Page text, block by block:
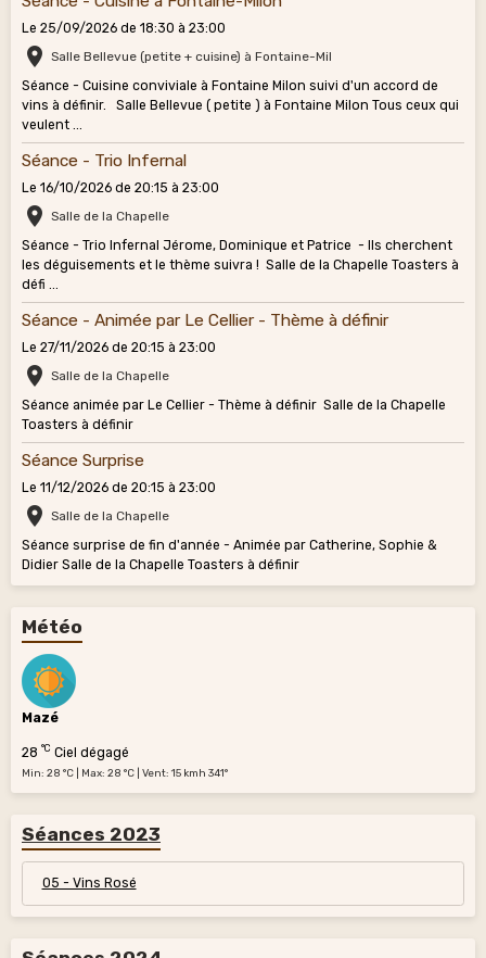
Le 25/09/2026 de 18:30 à 23:00
Salle Bellevue (petite + cuisine) à Fontaine-Mil
Séance - Cuisine conviviale à Fontaine Milon suivi d'un accord de
vins à définir. Salle Bellevue ( petite ) à Fontaine Milon Tous ceux qui
veulent ...
Séance - Trio Infernal
Le 16/10/2026 de 20:15 à 23:00
Salle de la Chapelle
Séance - Trio Infernal Jérome, Dominique et Patrice - Ils cherchent
les déguisements et le thème suivra ! Salle de la Chapelle Toasters à
défi ...
Séance - Animée par Le Cellier - Thème à définir
Le 27/11/2026 de 20:15 à 23:00
Salle de la Chapelle
Séance animée par Le Cellier - Thème à définir Salle de la Chapelle
Toasters à définir
Séance Surprise
Le 11/12/2026 de 20:15 à 23:00
Salle de la Chapelle
Séance surprise de fin d'année - Animée par Catherine, Sophie &
Didier Salle de la Chapelle Toasters à définir
Météo
Mazé
28 °C Ciel dégagé
Min: 28 °C | Max: 28 °C | Vent: 15 kmh 341°
Séances 2023
05 - Vins Rosé